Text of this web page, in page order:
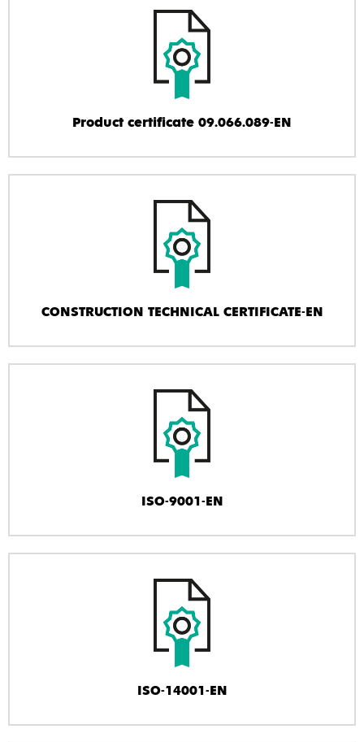
Product certificate 09.066.089-EN
CONSTRUCTION TECHNICAL CERTIFICATE-EN
ISO-9001-EN
ISO-14001-EN